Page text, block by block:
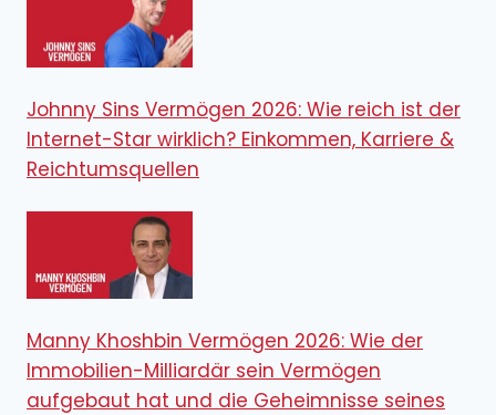
Johnny Sins Vermögen 2026: Wie reich ist der
Internet-Star wirklich? Einkommen, Karriere &
Reichtumsquellen
Manny Khoshbin Vermögen 2026: Wie der
Immobilien-Milliardär sein Vermögen
aufgebaut hat und die Geheimnisse seines